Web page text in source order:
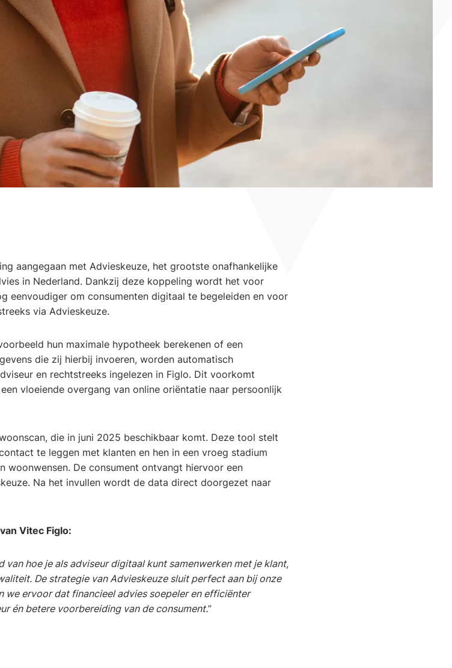
aangegaan met Advieskeuze, het grootste onafhankelijke
in Nederland. Dankzij deze koppeling wordt het voor
eenvoudiger om consumenten digitaal te begeleiden en voor
via Advieskeuze.
hun maximale hypotheek berekenen of een
die zij hierbij invoeren, worden automatisch
en rechtstreeks ingelezen in Figlo. Dit voorkomt
vloeiende overgang van online oriëntatie naar persoonlijk
die in juni 2025 beschikbaar komt. Deze tool stelt
te leggen met klanten en hen in een vroeg stadium
woonwensen. De consument ontvangt hiervoor een
Na het invullen wordt de data direct doorgezet naar
Vitec Figlo:
van hoe je als adviseur digitaal kunt samenwerken met je klant,
De strategie van Advieskeuze sluit perfect aan bij onze
we ervoor dat financieel advies soepeler en efficiënter
én betere voorbereiding van de consument.”